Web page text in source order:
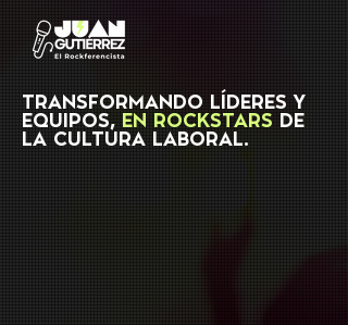
TRANSFORMANDO LÍDERES Y
EQUIPOS, EN ROCKSTARS DE
LA CULTURA LABORAL.